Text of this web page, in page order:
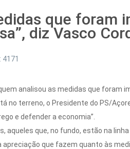
que foram
diz Vasco
analisou as medidas que foram
no terreno, o Presidente do PS/
e defender a economia”.
aqueles que, no fundo, estão na
que fazem quanto às